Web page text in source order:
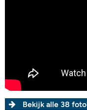
Bekijk alle 38